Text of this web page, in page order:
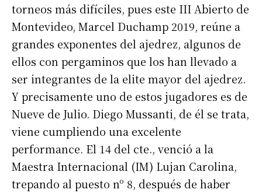
torneos más difíciles, pues este III Abierto de
Montevideo, Marcel Duchamp 2019, reúne a
grandes exponentes del ajedrez, algunos de
ellos con pergaminos que los han llevado a
ser integrantes de la elite mayor del ajedrez.
Y precisamente uno de estos jugadores es de
Nueve de Julio. Diego Mussanti, de él se trata,
viene cumpliendo una excelente
performance. El 14 del cte., venció a la
Maestra Internacional (IM) Lujan Carolina,
trepando al puesto nº 8, después de haber